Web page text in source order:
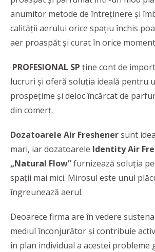
anumitor metode de întreținere și
calității aerului orice spațiu închis
aer proaspăt și curat în orice
PROFESIONAL SP ține cont de
lucruri și oferă soluția ideală pentru
prospețime și deloc încărcat de
din comerț.
Dozatoarele Air Freshenersunt
mari, iar dozatoarele Identity Air
„Natural Flow”furnizează soluția
spații mai mici. Mirosul este unul
îngreunează aerul.
Deoarece firma are în vedere
mediul înconjurător și contribuie
în plan individual a acestei probleme